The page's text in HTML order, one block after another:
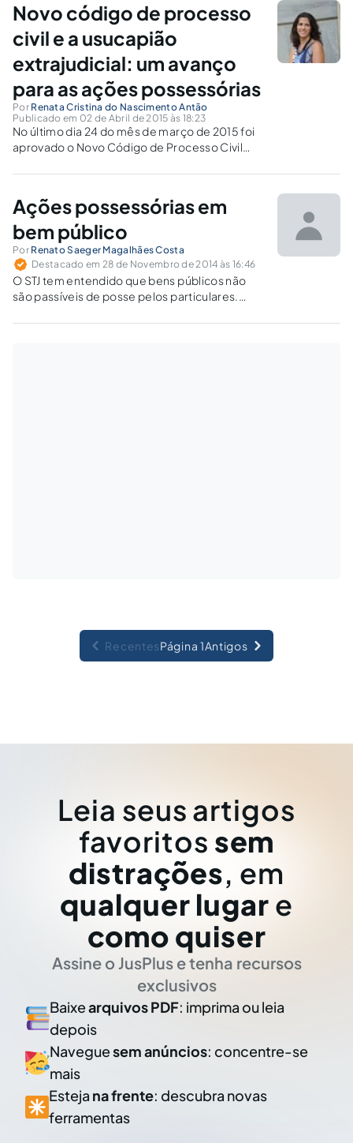
adequação aos valores Justiça e Utilidade.
Novo código de processo
civil e a usucapião
extrajudicial: um avanço
para as ações possessórias
Por Renata Cristina do Nascimento Antão
Publicado em 02 de Abril de 2015 às 18:23
No último dia 24 do mês de março de 2015 foi
aprovado o Novo Código de Processo Civil
mudanças, trouxe a previsão do instituto da
Ações possessórias em
bem público
Por Renato Saeger Magalhães Costa
Destacado em 28 de Novembro de 2014 às 16:46
O STJ tem entendido que bens públicos não
são passíveis de posse pelos particulares.
de empresa pública estadual acerca da
RecentesPágina 1Antigos
Leia seus artigos
favoritos sem
distrações, em
qualquer lugar e
como quiser
Assine o JusPlus e tenha recursos
exclusivos
Baixearquivos PDF: imprima ou leia
depois
Naveguesem anúncios: concentre-se
mais
Esteja na frente: descubra novas
ferramentas